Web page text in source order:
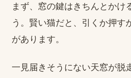
まず、窓の鍵はきちんとかけ
う。賢い猫だと、引くか押す
があります。
一見届きそうにない天窓が脱